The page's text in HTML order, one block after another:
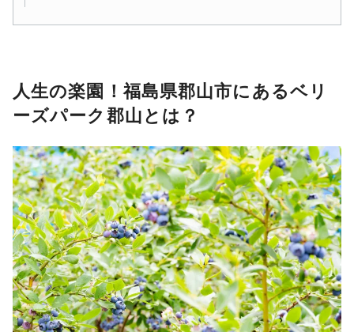
人生の楽園！福島県郡山市にあるベリ
ーズパーク郡山とは？